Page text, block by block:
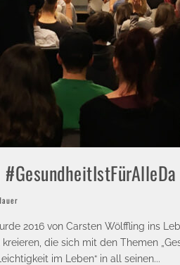
2016 von Carsten Wölffling ins
die sich mit den Themen
im Leben“ in all seinen...